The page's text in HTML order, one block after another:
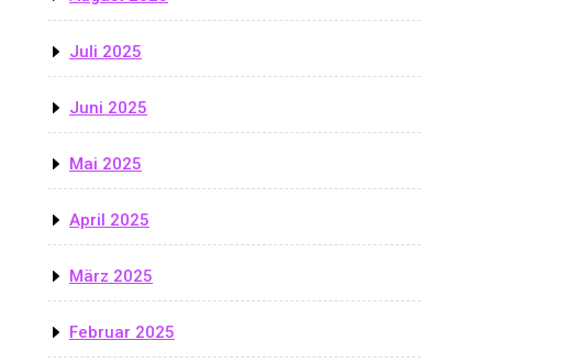
Juli 2025
Juni 2025
Mai 2025
April 2025
März 2025
Februar 2025